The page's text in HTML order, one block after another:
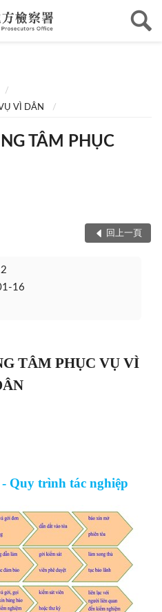
VÌ DÂN
TÂM PHỤC
回上一頁
16
TÂM PHỤC VỤ VÌ
Quy trình tác nghiệp